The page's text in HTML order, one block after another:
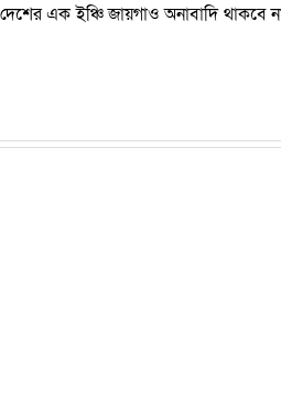
এক ইঞ্চি জায়গাও অনাবাদি থাকবে